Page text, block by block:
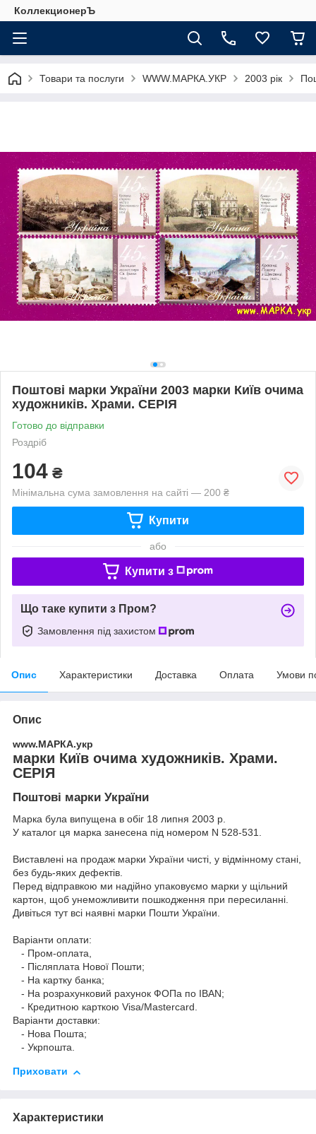
КоллекционерЪ
Товари та послуги WWW.МАРКА.УКР 2003 рік
Поштові марки України 2003 марки Київ очима
художників. Храми. СЕРІЯ
Готово до відправки
Роздріб
104 ₴
Мінімальна сума замовлення на сайті — 200 ₴
Купити
або
Купити з
Що таке купити з Пром?
Замовлення під захистом
Опис Характеристики Доставка Оплата Умови
Опис
www.МАРКА.укр
марки Київ очима художників. Храми.
СЕРІЯ
Поштові марки України
Марка була випущена в обіг 18 липня 2003 р.
У каталог ця марка занесена під номером N 528-531.
Виставлені на продаж марки України чисті, у відмінному стані,
без будь-яких дефектів.
Перед відправкою ми надійно упаковуємо марки у щільний
картон, щоб унеможливити пошкодження при пересиланні.
Дивіться тут всі наявні марки Пошти України.
Варіанти оплати:
- Пром-оплата,
- Післяплата Нової Пошти;
- На картку банка;
- На розрахунковий рахунок ФОПа по IBAN;
- Кредитною карткою Visa/Mastercard.
Варіанти доставки:
- Нова Пошта;
- Укрпошта.
Приховати
Характеристики